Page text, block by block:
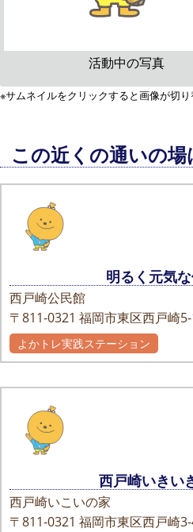
活動中の写真
※サムネイルをクリックすると画像が切り
この近くの通いの
明るく元気
西戸崎公民館
〒811-0321 福岡市東区西戸崎5-
よかトレ実践ステーション
西戸崎いきい
西戸崎いこいの家
〒811-0321 福岡市東区西戸崎